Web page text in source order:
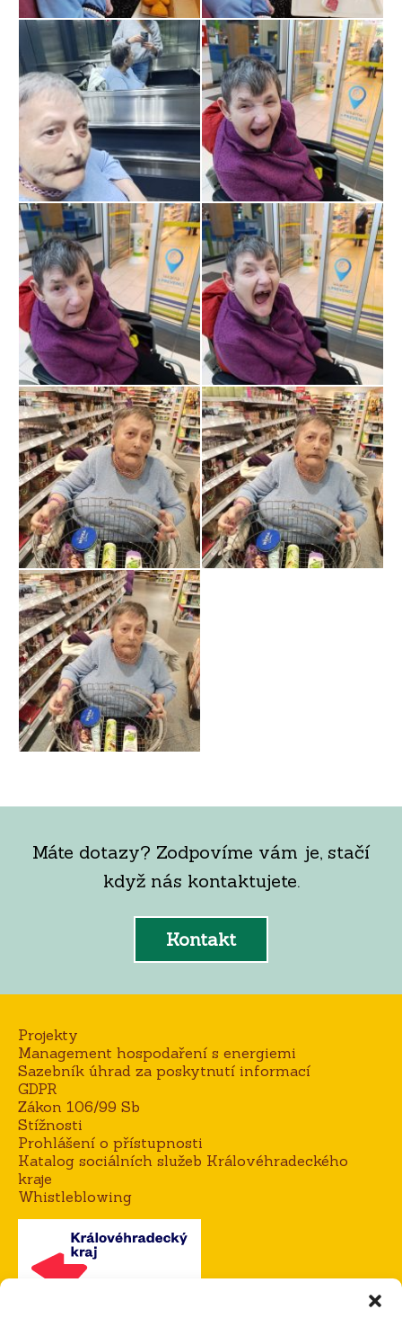
Máte dotazy? Zodpovíme vám je, stačí
když nás kontaktujete.
Kontakt
Projekty
Management hospodaření s energiemi
Sazebník úhrad za poskytnutí informací
GDPR
Zákon 106/99 Sb
Stížnosti
Prohlášení o přístupnosti
Katalog sociálních služeb Královéhradeckého
kraje
Whistleblowing